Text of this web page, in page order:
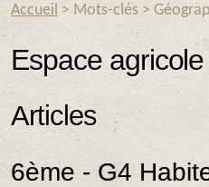
Accueil > Mots-clés >
Espace agricole
Articles
6ème - G4